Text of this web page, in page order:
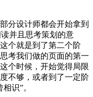
分设计师都会开始拿到
并且思考策划的意
个就是到了第二个阶
考我们做的页面的第一
个时候，开始觉得局限
不够，或者到了一定阶
识”。